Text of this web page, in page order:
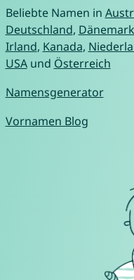
Beliebte Namen in
Deutschland, Dänemark
Irland, Kanada,
USAund Österreich
Namensgenerator
Vornamen Blog